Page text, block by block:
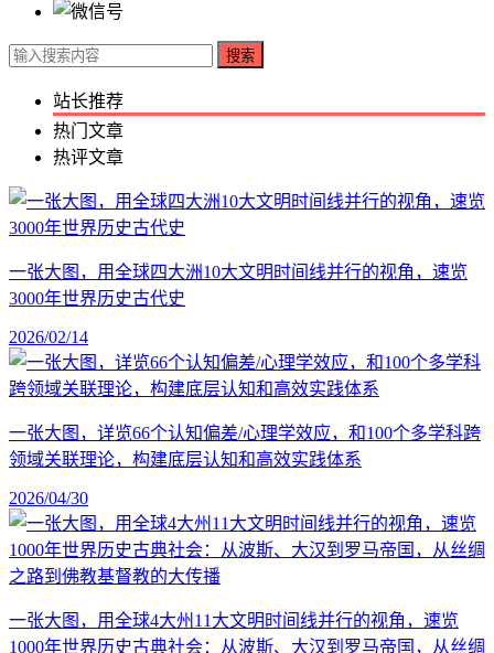
搜索
站长推荐
热门文章
热评文章
一张大图，用全球四大洲10大文明时间线并行的视角，速览
3000年世界历史古代史
2026/02/14
一张大图，详览66个认知偏差/心理学效应，和100个多学科跨
领域关联理论，构建底层认知和高效实践体系
2026/04/30
一张大图，用全球4大州11大文明时间线并行的视角，速览
1000年世界历史古典社会：从波斯、大汉到罗马帝国，从丝绸